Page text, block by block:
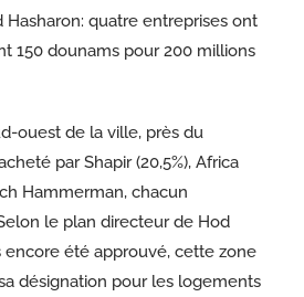
Hasharon: quatre entreprises ont
150 dounams pour 200 millions
ouest de la ville, près du
par Shapir (20,5%), Africa
Hammerman, chacun
le plan directeur de Hod
encore été approuvé, cette zone
désignation pour les logements